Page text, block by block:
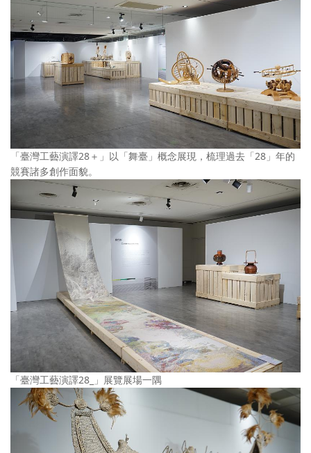
「臺灣工藝演譯28＋」以「舞臺」概念展現，梳理過去「28」年的
競賽諸多創作面貌。
「臺灣工藝演譯28_」展覽展場一隅